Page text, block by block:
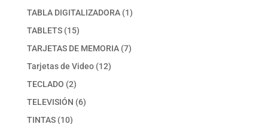
producto
TABLA DIGITALIZADORA 11
TABLETS 1515
productos
TARJETAS DE MEMORIA 77
Tarjetas de Video 1212
TECLADO 22
productos
TELEVISIÓN 66
TINTAS 1010